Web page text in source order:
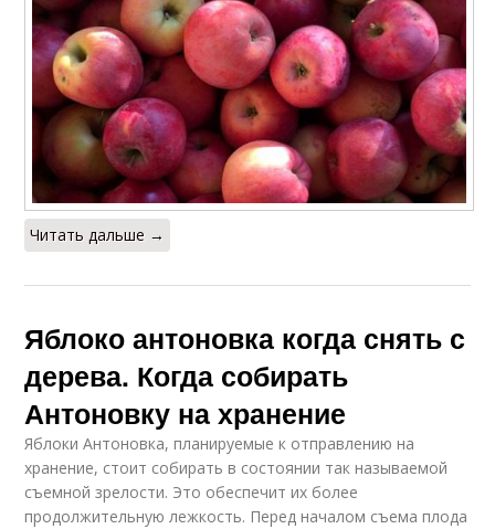
Читать дальше →
Яблоко антоновка когда снять с
дерева. Когда собирать
Антоновку на хранение
Яблоки Антоновка, планируемые к отправлению на
хранение, стоит собирать в состоянии так называемой
съемной зрелости. Это обеспечит их более
продолжительную лежкость. Перед началом съема плода